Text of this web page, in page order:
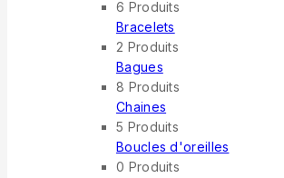
6 Produits
Bracelets
2 Produits
Bagues
8 Produits
Chaines
5 Produits
Boucles d'oreilles
0 Produits